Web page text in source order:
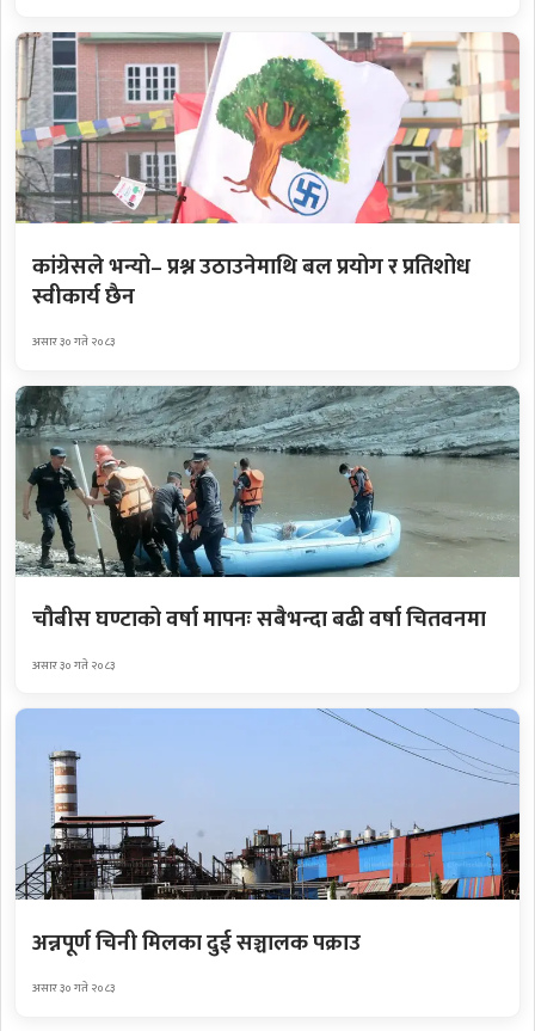
कांग्रेसले भन्यो– प्रश्न उठाउनेमाथि बल प्रयोग र प्रतिशोध
स्वीकार्य छैन
असार ३० गते २०८३
चौबीस घण्टाको वर्षा मापनः सबैभन्दा बढी वर्षा चितवनमा
असार ३० गते २०८३
अन्नपूर्ण चिनी मिलका दुई सञ्चालक पक्राउ
असार ३० गते २०८३